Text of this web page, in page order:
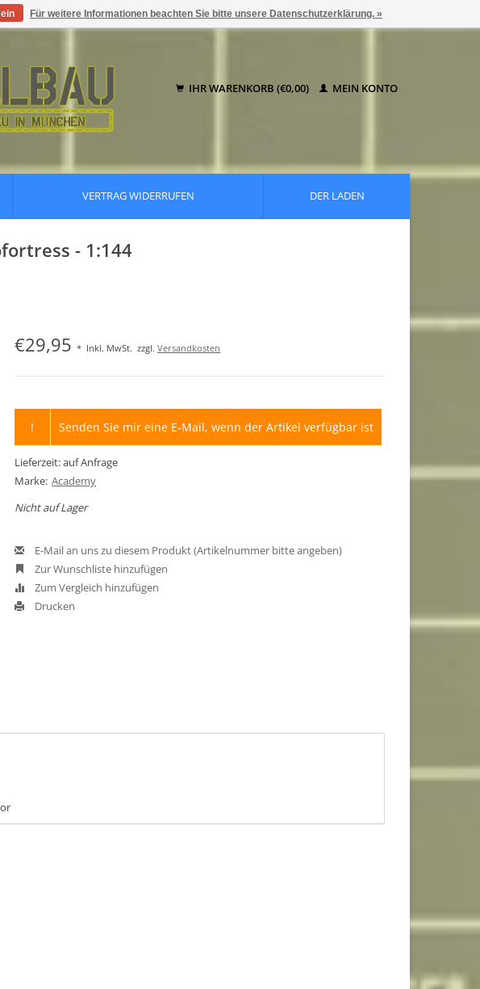
IHR WARENKORB (€0,00) MEIN KONTO
VERTRAG WIDERRUFEN DER LADEN
- 1:144
€29,95* Inkl. MwSt. zzgl.Versandkosten
! Senden Sie mir eine E-Mail, wenn der Artikel verfügbar ist
Lieferzeit: auf Anfrage
Marke: Academy
Nicht auf Lager
E-Mail an uns zu diesem Produkt (Artikelnummer bitte angeben)
Zur Wunschliste hinzufügen
Zum Vergleich hinzufügen
Drucken
Für weitere Informationen beachten Sie bitte unsere Datenschutzerklärung. »